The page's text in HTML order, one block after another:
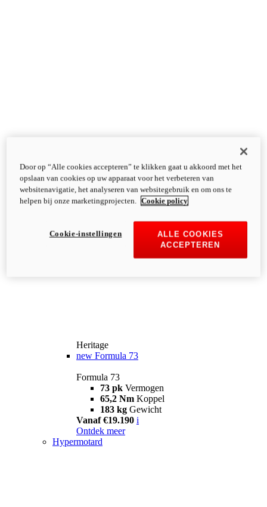
Heritage
new Formula 73
Formula 73
73 pk Vermogen
65,2 Nm Koppel
183 kg Gewicht
Vanaf €19.190 i
Ontdek meer
Hypermotard
Door op “Alle cookies accepteren” te klikken gaat u akkoord met het
opslaan van cookies op uw apparaat voor het verbeteren van
websitenavigatie, het analyseren van websitegebruik en om ons te
helpen bij onze marketingprojecten.
Cookie policy
ALLE COOKIES
ACCEPTEREN
Cookie-instellingen